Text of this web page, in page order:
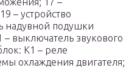
– устройство
надувной подушки
– выключатель звукового
К1 – реле
охлаждения двигателя;